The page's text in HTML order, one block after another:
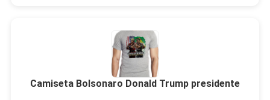
Camiseta Bolsonaro Donald Trump presidente